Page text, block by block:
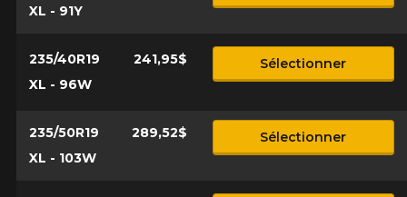
XL - 91Y
235/40R19
XL - 96W
241,95$ Sélectionner
235/50R19
XL - 103W
289,52$ Sélectionner